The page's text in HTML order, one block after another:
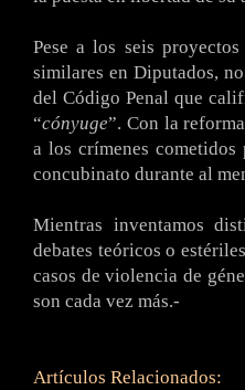
Pese a los seis
similares en Diputados,
del Código Penal que
“cónyuge”. Con la
a los crímenes
concubinato durante al
Mientras inventamos
debates teóricos o
casos de violencia de
son cada vez más.-
Artículos Relacionados: